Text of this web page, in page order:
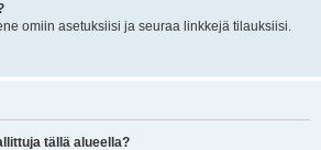
omiin asetuksiisi ja seuraa linkkejä tilauksiisi.
tällä alueella?